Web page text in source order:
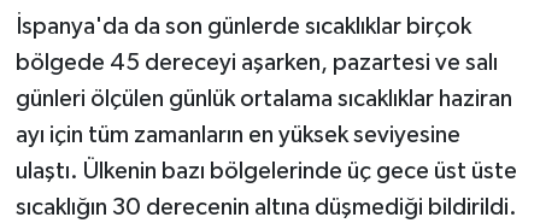
İspanya'da da son günlerde sıcaklıklar birçok
bölgede 45 dereceyi aşarken, pazartesi ve salı
günleri ölçülen günlük ortalama sıcaklıklar haziran
ayı için tüm zamanların en yüksek seviyesine
ulaştı. Ülkenin bazı bölgelerinde üç gece üst üste
sıcaklığın 30 derecenin altına düşmediği bildirildi.